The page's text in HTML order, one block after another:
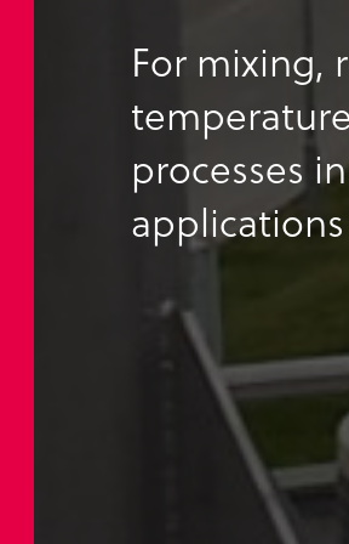
For mixing,
processes
applications